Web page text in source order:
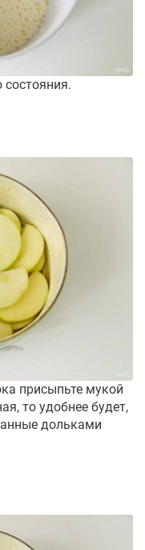
присыпьте мукой
то удобнее будет,
дольками